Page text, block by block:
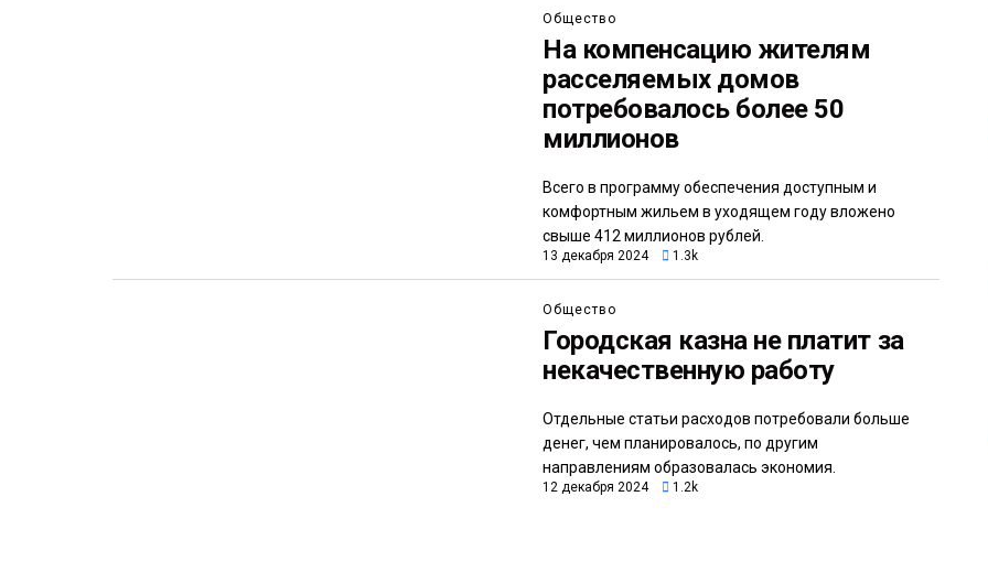
Общество
На компенсацию жителям
расселяемых домов
потребовалось более 50
миллионов
Всего в программу обеспечения доступным и
комфортным жильем в уходящем году вложено
свыше 412 миллионов рублей.
13 декабря 2024 1.3k
Общество
Городская казна не платит за
некачественную работу
Отдельные статьи расходов потребовали больше
денег, чем планировалось, по другим
направлениям образовалась экономия.
12 декабря 2024 1.2k